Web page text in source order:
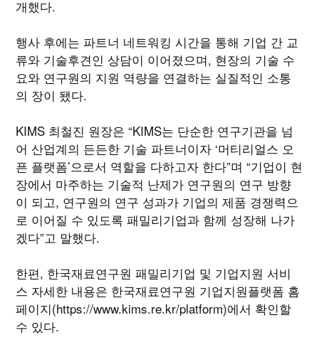
개했다.
행사 후에는 파트너 네트워킹 시간을 통해 기업 간 교
류와 기술후견인 상담이 이어졌으며, 현장의 기술 수
요와 연구원의 지원 역량을 연결하는 실질적인 소통
의 장이 됐다.
KIMS 최철진 원장은 “KIMS는 단순한 연구기관을 넘
어 산업계의 든든한 기술 파트너이자 ‘머티리얼스 오
픈 플랫폼’으로서 역할을 다하고자 한다”며 “기업이 현
장에서 마주하는 기술적 난제가 연구원의 연구 방향
이 되고, 연구원의 연구 성과가 기업의 제품 경쟁력으
로 이어질 수 있도록 패밀리기업과 함께 성장해 나가
겠다”고 말했다.
한편, 한국재료연구원 패밀리기업 및 기업지원 서비
스 자세한 내용은 한국재료연구원 기업지원플랫폼 홈
페이지(https://www.kims.re.kr/platform)에서 확인할
수 있다.